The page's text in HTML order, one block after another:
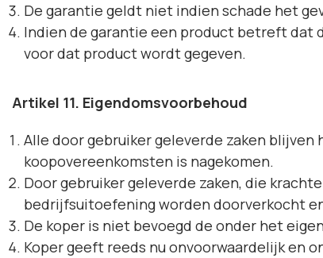
De garantie geldt niet indien schade het
Indien de garantie een product betreft dat
voor dat product wordt gegeven.
Artikel 11. Eigendomsvoorbehoud
Alle door gebruiker geleverde zaken
koopovereenkomsten is nagekomen.
Door gebruiker geleverde zaken, die
bedrijfsuitoefening worden doorverkocht
De koper is niet bevoegd de onder het
Koper geeft reeds nu onvoorwaardelijk en